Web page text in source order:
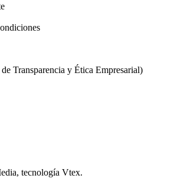
Transparencia y Ética Empresarial)
tecnología Vtex.